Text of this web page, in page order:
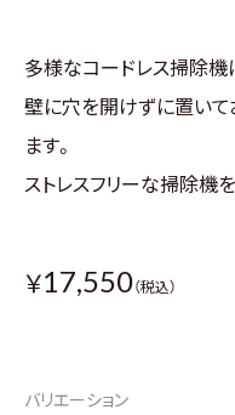
多様なコードレス掃除機
壁に穴を開けずに置い
ます。
ストレスフリーな掃除機
￥17,550（税込）
バリエーション